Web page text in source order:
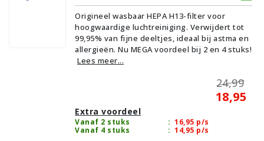
Origineel wasbaar HEPA H13-filter voor
hoogwaardige luchtreiniging. Verwijdert tot
99,95% van fijne deeltjes, ideaal bij astma en
allergieën. Nu MEGA voordeel bij 2 en 4 stuks!
Lees meer...
24,99
18,95
Extra voordeel
Vanaf 2 stuks : 16,95 p/s
Vanaf 4 stuks
: 14,95 p/s